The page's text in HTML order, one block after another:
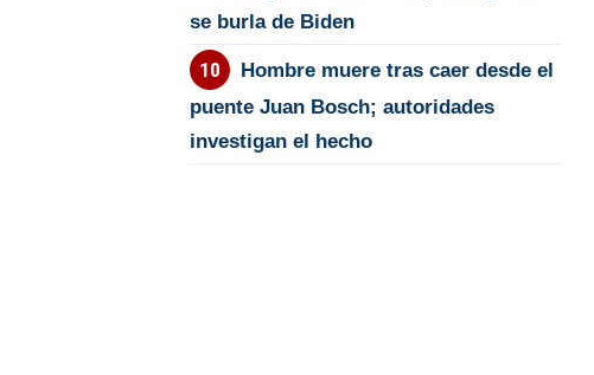
se burla de Biden
Hombre muere tras caer desde el
puente Juan Bosch; autoridades
investigan el hecho